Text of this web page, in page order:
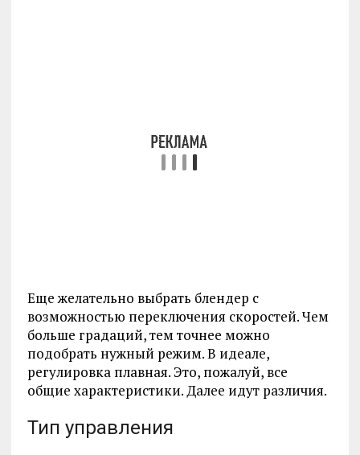
Еще желательно выбрать блендер с
возможностью переключения скоростей. Чем
больше градаций, тем точнее можно
подобрать нужный режим. В идеале,
регулировка плавная. Это, пожалуй, все
общие характеристики. Далее идут различия.
Тип управления